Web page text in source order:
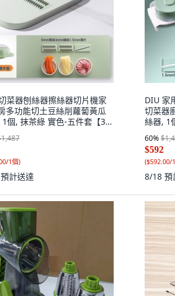
菜器刨絲器擦絲器切片機家
多功能切土豆絲削蘿蔔黃瓜
個, 抹茶綠 實色-五件套【3刀
手器】:如圖
1個)
預計送達
DIU 家
切菜器
絲器, 1
60%
$592
($592.00/
8/18 預